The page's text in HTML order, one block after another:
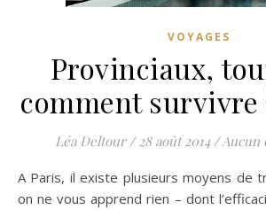
VOYAGES
Provinciaux,
comment survivre
Léa Deltour / 28 août 2014 /Aucun
A Paris, il existe plusieurs moyens de transport – jusqu’ici
on ne vous apprend rien – dont